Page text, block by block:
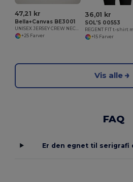
47,21 kr
Bella+Canvas BE3001
+25 Farver
36,01 kr
SOL'S 00553
+15 Farver
Vis alle
FAQ
Er den egnet til serigrafi